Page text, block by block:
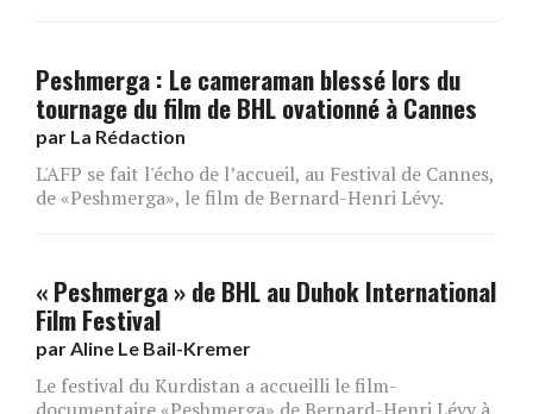
Peshmerga : Le cameraman blessé lors du
tournage du film de BHL ovationné à Cannes
par La Rédaction
L'AFP se fait l'écho de l’accueil, au Festival de Cannes,
de «Peshmerga», le film de Bernard-Henri Lévy.
« Peshmerga » de BHL au Duhok International
Film Festival
parAline Le Bail-Kremer
Le festival du Kurdistan a accueilli le film-